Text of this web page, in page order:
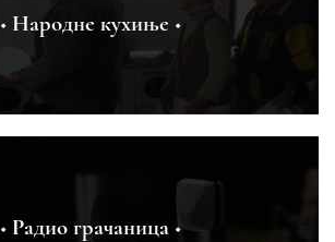
◆ Народне кухиње ◆
◆ Радио грачаница ◆